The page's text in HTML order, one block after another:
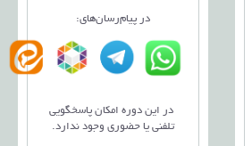
در پیام‌رسان‌های:
در این دوره امکان پاسخگویی
تلفنی یا حضوری وجود ندارد.